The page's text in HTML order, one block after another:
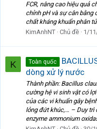
FCR, nâng cao hiệu quả
chỉnh pH và sự cân bằng
chất kháng khuẩn phân
KimAnhNT Chủ đề 1/
K Toàn quốc
dòng xử lý nước
Thành phần: Bacillus
cường hệ vi sinh vật có
của các vi khuẩn gây
lỏng đứt khúc,… – Duy trì
enzyme ammonium